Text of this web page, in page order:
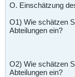
O. Einschätzung
O1) Wie schätzen
Abteilungen ein?
O2) Wie schätzen
Abteilungen ein?